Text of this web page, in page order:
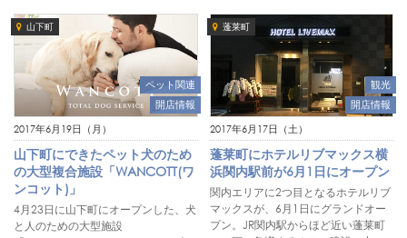
山下町
ペット関連
開店情報
2017年6月19日（月）
山下町にできたペット犬のため
の大型複合施設「WANCOTT(ワ
ンコット)」
4月23日に山下町にオープンした、犬
と人のための大型施設
蓬莱町
観光
開店情報
2017年6月17日（土）
蓬莱町にホテルリブマックス横
浜関内駅前が6月1日にオープン
関内エリアに2つ目となるホテルリブ
マックスが、6月1日にグランドオー
プン。JR関内駅からほど近い蓬莱町